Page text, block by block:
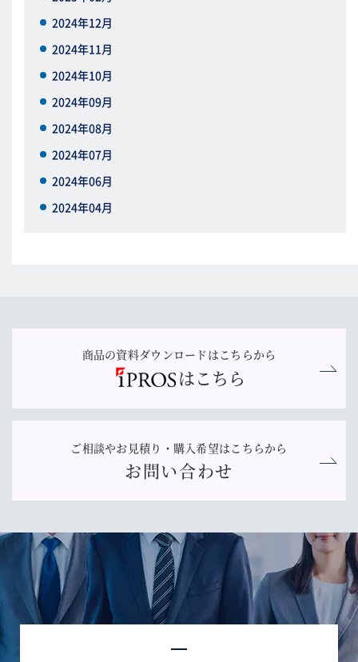
2024年12月
2024年11月
2024年10月
2024年09月
2024年08月
2024年07月
2024年06月
2024年04月
商品の資料ダウンロードはこちらから
はこちら
ご相談やお見積り・購入希望はこちらから
お問い合わせ